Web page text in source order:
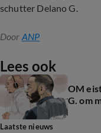
schutter Delano G.
Door ANP
Lees ook
OM
G. om
Laatste nieuws